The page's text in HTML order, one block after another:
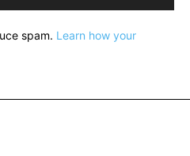
spam. Learn how your